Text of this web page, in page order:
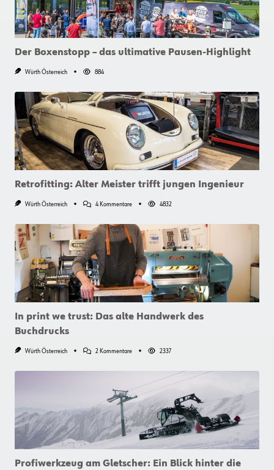
Der Boxenstopp – das ultimative Pausen-Highlight
Würth Österreich 884
Retrofitting: Alter Meister trifft jungen Ingenieur
Würth Österreich 4 KommentareZu
Meister
Trifft
Jungen
Ingenieur
4832
In print we trust: Das alte Handwerk des
Buchdrucks
Würth Österreich 2 KommentareZu
Trust:
Das
Alte
Handwerk
Des
Buchdrucks
2337
Profiwerkzeug am Gletscher: Ein Blick hinter die